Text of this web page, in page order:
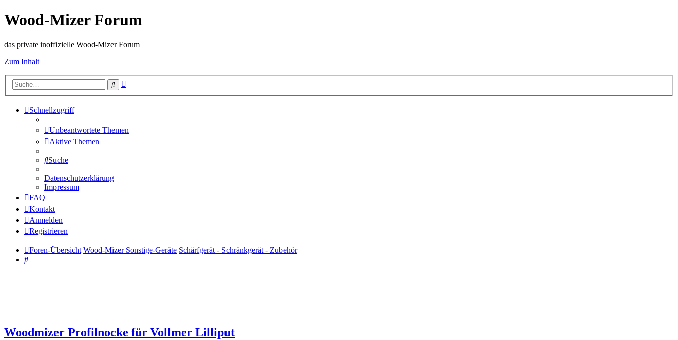
Wood-Mizer Forum
das private inoffizielle Wood-Mizer Forum
Zum Inhalt
Suche
Schnellzugriff
Unbeantwortete Themen
Aktive Themen
Suche
Datenschutzerklärung
Impressum
FAQ
Kontakt
Anmelden
Registrieren
Foren-Übersicht Wood-Mizer Sonstige-Geräte Schärfgerät - Schränkgerät - Zubehör
Suche
Woodmizer Profilnocke für Vollmer Lilliput